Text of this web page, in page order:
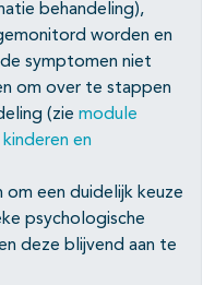
behandeling),
worden en
symptomen niet
om over te stappen
(zie module
en
om een duidelijk keuze
psychologische
deze blijvend aan te